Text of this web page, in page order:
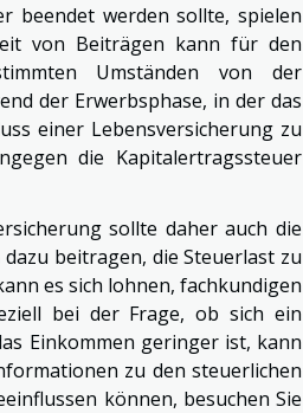
beendet werden sollte, spielen
von Beiträgen kann für den
Umständen von der
der Erwerbsphase, in der das
einer Lebensversicherung zu
die Kapitalertragssteuer
sollte daher auch die
beitragen, die Steuerlast zu
es sich lohnen, fachkundigen
bei der Frage, ob sich ein
Einkommen geringer ist, kann
zu den steuerlichen
können, besuchen Sie